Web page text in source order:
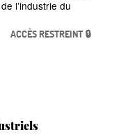
l’industrie du
ACCÈS RESTREINT 🔒